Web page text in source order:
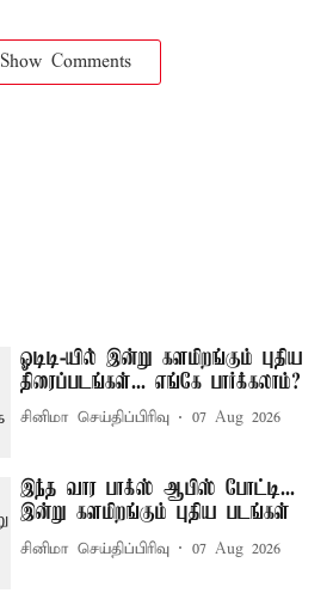
Show Comments
ஓடிடி-யில் இன்று களமிறங்கும் புதிய
திரைப்படங்கள்... எங்கே பார்க்கலாம்?
சினிமா செய்திப்பிரிவு 07 Aug 2026
இந்த வார பாக்ஸ் ஆபிஸ் போட்டி...
இன்று களமிறங்கும் புதிய படங்கள்
சினிமா செய்திப்பிரிவு 07 Aug 2026